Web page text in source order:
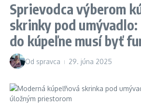
Sprievodca výberom
skrinky pod
do kúpeľne musí byť
Od spravca 29. júna 2025